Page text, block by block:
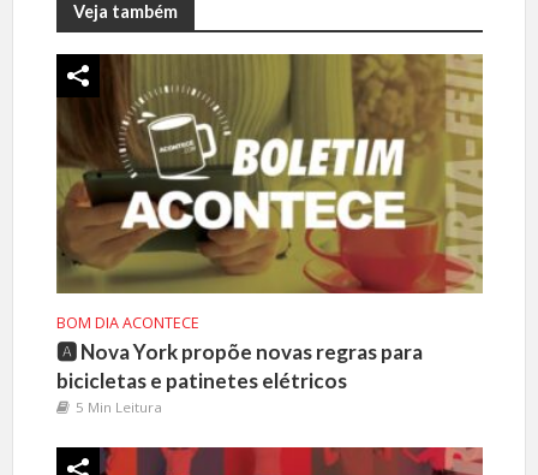
Veja também
BOM DIA ACONTECE
🅰️ Nova York propõe novas regras para
bicicletas e patinetes elétricos
5 Min Leitura